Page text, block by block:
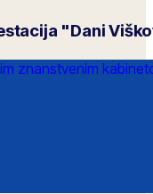
"Dani